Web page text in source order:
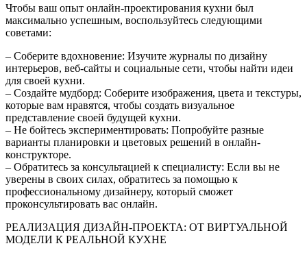
Чтобы ваш опыт онлайн-проектирования кухни был
максимально успешным, воспользуйтесь следующими
советами:
– Соберите вдохновение: Изучите журналы по дизайну
интерьеров, веб-сайты и социальные сети, чтобы найти идеи
для своей кухни.
– Создайте мудборд: Соберите изображения, цвета и текстуры,
которые вам нравятся, чтобы создать визуальное
представление своей будущей кухни.
– Не бойтесь экспериментировать: Попробуйте разные
варианты планировки и цветовых решений в онлайн-
конструкторе.
– Обратитесь за консультацией к специалисту: Если вы не
уверены в своих силах, обратитесь за помощью к
профессиональному дизайнеру, который сможет
проконсультировать вас онлайн.
РЕАЛИЗАЦИЯ ДИЗАЙН-ПРОЕКТА: ОТ ВИРТУАЛЬНОЙ
МОДЕЛИ К РЕАЛЬНОЙ КУХНЕ